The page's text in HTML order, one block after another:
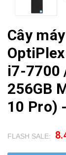
Cây
i7-7700
256GB
10 Pro)
FLASH SALE: